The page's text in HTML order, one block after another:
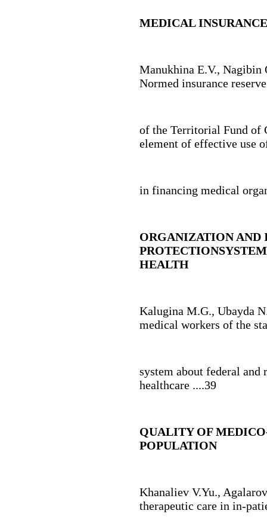
MEDICAL INSURANCE
Manukhina E.V., Nagibin
Normed insurance reserve
of the Territorial Fund of
element of effective use
in financing medical
ORGANIZATION AND
PROTECTION
HEALTH
Kalugina M.G., Ubayda
medical workers of the
system about federal
healthcare ....39
QUALITY OF
POPULATION
Khanaliev V.Yu.,
therapeutic care in in-